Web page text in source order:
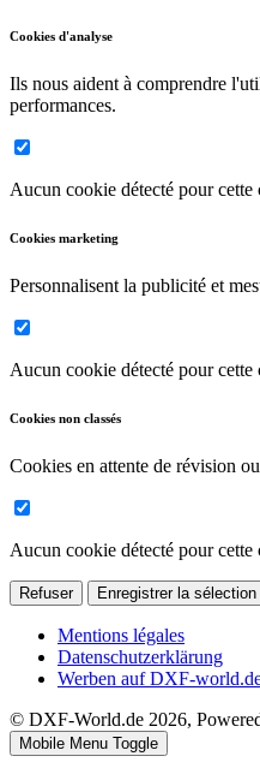
Cookies d'analyse
Ils nous aident à comprendre
performances.
Aucun cookie détecté pour cette
Cookies marketing
Personnalisent la publicité et
Aucun cookie détecté pour cette
Cookies non classés
Cookies en attente de révision
Aucun cookie détecté pour cette
Refuser Enregistrer la sélection
Mentions légales
Datenschutzerklärung
Werben auf DXF-
© DXF-World.de 2026,
Mobile Menu Toggle